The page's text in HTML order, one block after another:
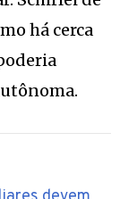
há cerca